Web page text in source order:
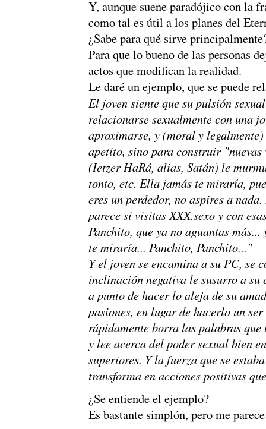
Y, aunque suene paradójico con la
como tal es útil a los planes del
¿Sabe para qué sirve
Para que lo bueno de las personas
actos que modifican la realidad.
Le daré un ejemplo, que se puede
El joven siente que su pulsión
relacionarse sexualmente con una
aproximarse, y (moral y
apetito, sino para construir
(Ietzer HaRá, alias, Satán) le
tonto, etc. Ella jamás te miraría,
eres un perdedor, no aspires a
parece si visitas XXX.sexo y con
Panchito, que ya no aguantas
te miraría... Panchito, Panchito..."
Y el joven se encamina a su PC, se
inclinación negativa le susurro a su
a punto de hacer lo aleja de su
pasiones, en lugar de hacerlo un
rápidamente borra las palabras
y lee acerca del poder sexual bien
superiores. Y la fuerza que se
transforma en acciones positivas
¿Se entiende el ejemplo?
Es bastante simplón, pero me